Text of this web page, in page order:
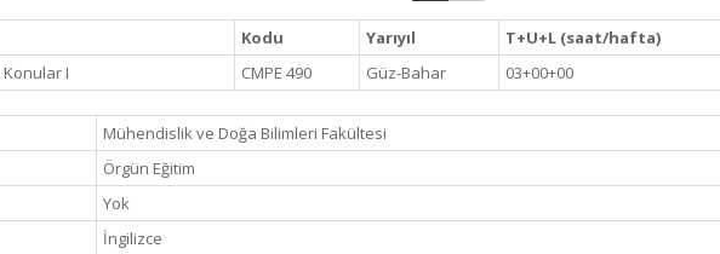
Kodu Yarıyıl T+U+L (saat/hafta)
I
CMPE 490 Güz-Bahar 03+00+00
Mühendislik ve Doğa Bilimleri Fakültesi
Örgün Eğitim
Yok
İngilizce